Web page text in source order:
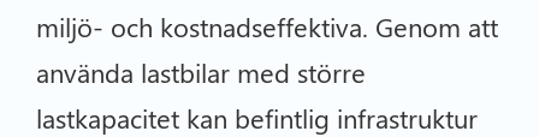
miljö- och kostnadseffektiva. Genom att
använda lastbilar med större
lastkapacitet kan befintlig infrastruktur